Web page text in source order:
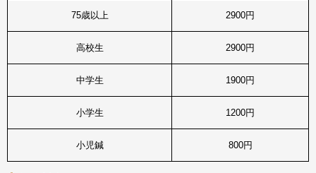
75歳以上 2900円
高校生 2900円
中学生 1900円
小学生 1200円
小児鍼 800円